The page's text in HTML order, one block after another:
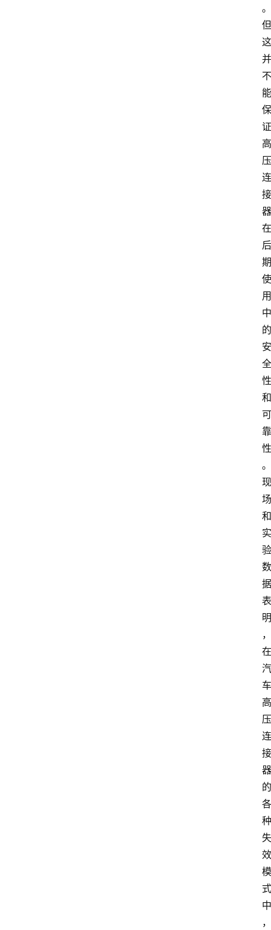
。
但
这
并
不
能
保
证
高
压
连
接
器
在
后
期
使
用
中
的
安
全
性
和
可
靠
性
。
现
场
和
实
验
数
据
表
明
，
在
汽
车
高
压
连
接
器
的
各
种
失
效
模
式
中
，